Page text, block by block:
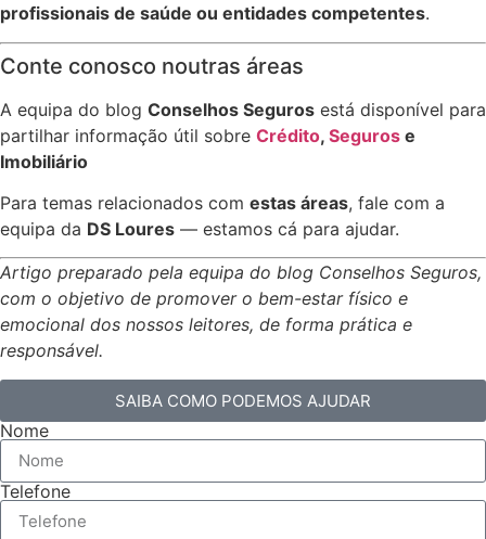
profissionais de saúde ou entidades competentes.
Conte conosco noutras áreas
A equipa do blog Conselhos Seguros está disponível para
partilhar informação útil sobre Crédito, Seguros e
Imobiliário
Para temas relacionados com estas áreas, fale com a
equipa da DS Loures — estamos cá para ajudar.
Artigo preparado pela equipa do blog Conselhos Seguros,
com o objetivo de promover o bem-estar físico e
emocional dos nossos leitores, de forma prática e
responsável.
SAIBA COMO PODEMOS AJUDAR
Nome
Telefone